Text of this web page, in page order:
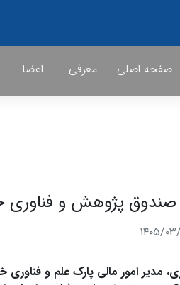
صفحه اصلی معرفی اعضا
پژوهش و فناوری خراسان
مدیر امور مالی پارک علم و